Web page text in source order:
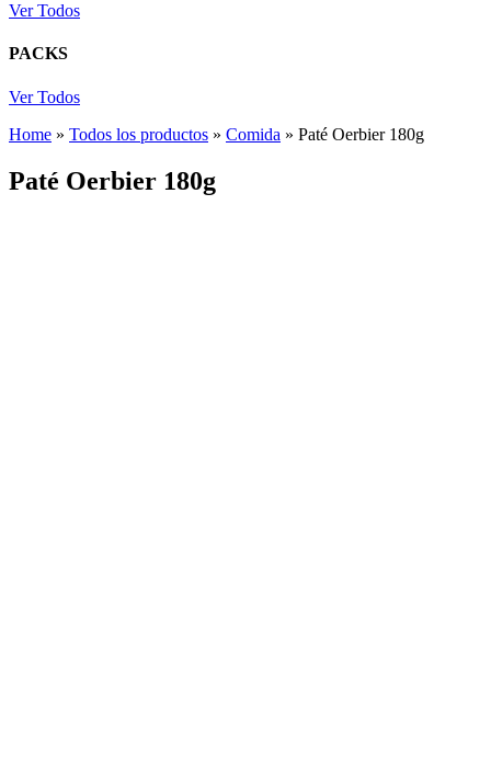
Ver Todos
PACKS
Ver Todos
Home » Todos los productos » Comida » Paté Oerbier 180g
Paté Oerbier 180g